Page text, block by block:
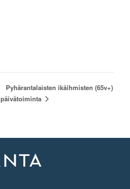
Pyhärantalaisten ikäihmisten (65v+)
päivätoiminta